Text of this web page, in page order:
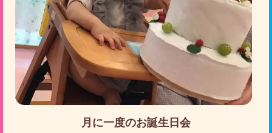
月に一度のお誕生日会